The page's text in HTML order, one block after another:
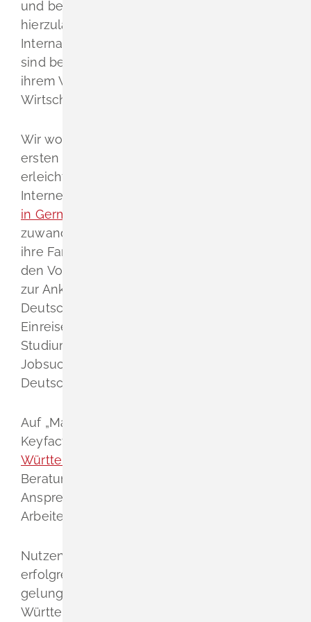
und bei der Fachkräftesicherung
hierzulande nicht mehr wegzudenken.
Internationale Fachkräfte und ihre Familien
sind bei uns willkommen und bereichern mit
ihrem Wissen und ihrer Kultur unsere
Wirtschaft und Gesellschaft.
Wir wollen Ihnen das Ankommen und die
ersten Schritte in Baden-Württemberg
erleichtern. Auf dem mehrsprachigen
Internetportal der Bundesregierung
in Germany“
zuwanderungsinteressierte Fachkräfte und
ihre Familien sämtliche Informationen von
den Vorbereitungen im Herkunftsland bis
zur Ankunft und den ersten Schritten in
Deutschland. Dies betrifft insbesondere
Einreise- und Visumsverfahren, Arbeiten,
Studium und Ausbildung in Deutschland,
Jobsuche sowie Alltag und Leben in
Deutschland.
Auf „Make it in Germany“ finden Sie auch
Keyfacts und Highlights zu
Württemberg
Beratungsangebote des Landes mit
Ansprechpartnern zu allen Themen rund um
Arbeiten und Leben in Baden-Württemberg.
Nutzen Sie dieses Angebot für einen
erfolgreichen Jobeinstieg und einen
gelungenen Start bei uns in Baden-
Württemberg.